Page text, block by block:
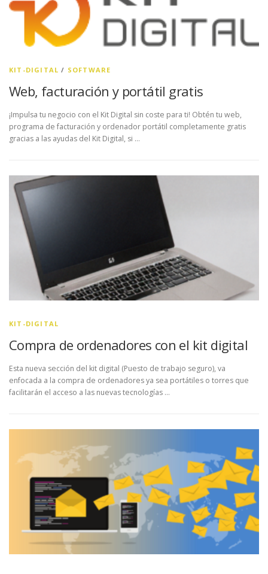
KIT-DIGITAL / SOFTWARE
Web, facturación y portátil gratis
¡Impulsa tu negocio con el Kit Digital sin coste para ti! Obtén tu web,
programa de facturación y ordenador portátil completamente gratis
gracias a las ayudas del Kit Digital, si …
KIT-DIGITAL
Compra de ordenadores con el kit digital
Esta nueva sección del kit digital (Puesto de trabajo seguro), va
enfocada a la compra de ordenadores ya sea portátiles o torres que
facilitarán el acceso a las nuevas tecnologías …